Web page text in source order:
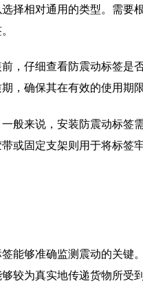
择相对通用的类型。需
前，仔细查看防震动标签是
，确保其在有效的使用期
般来说，安装防震动标签
或固定支架则用于将标签
能够准确监测震动的关键
较为真实地传递货物所受到